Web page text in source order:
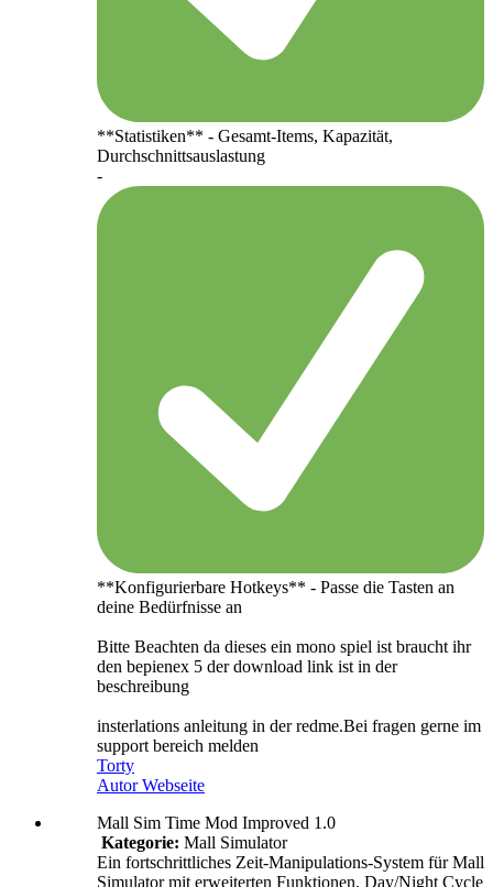
**Statistiken** - Gesamt-Items, Kapazität,
Durchschnittsauslastung
-
**Konfigurierbare Hotkeys** - Passe die Tasten an
deine Bedürfnisse an
Bitte Beachten da dieses ein mono spiel ist braucht ihr
den bepienex 5 der download link ist in der
beschreibung
insterlations anleitung in der redme.Bei fragen gerne im
support bereich melden
Torty
Autor Webseite
Mall Sim Time Mod Improved 1.0
Kategorie: Mall Simulator
Ein fortschrittliches Zeit-Manipulations-System für Mall
Simulator mit erweiterten Funktionen, Day/Night Cycle